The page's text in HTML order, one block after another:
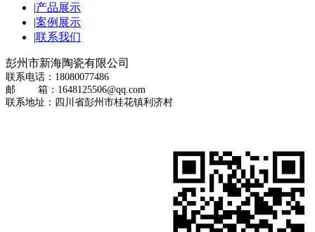
|产品展示
|案例展示
|联系我们
彭州市新海陶瓷有限公司
联系电话：18080077486
邮 箱：1648125506@qq.com
联系地址：四川省彭州市桂花镇利济村